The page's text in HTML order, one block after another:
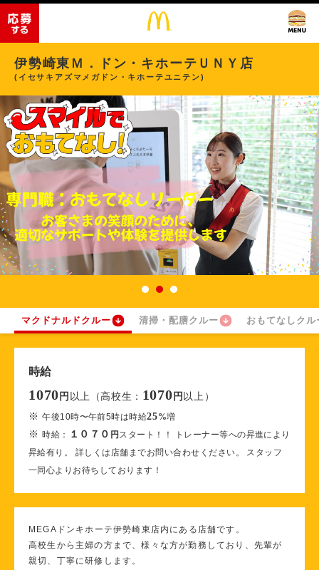
伊勢崎東Ｍ．ドン・キホーテＵＮＹ店
(イセサキアズマメガドン・キホーテユニテン)
マクドナルドクルー 清掃・配膳クルー おもてなしクル
時給
1070 円 以上（高校生： 1070 円 以上）
※午後10時〜午前5時は時給25%増
※時給： １０７０ 円 スタート！！ トレーナー等への昇進により
昇給有り。 詳しくは店舗までお問い合わせください。 スタッフ
一同心よりお待ちしております！
MEGAドンキホーテ伊勢崎東店内にある店舗です。
高校生から主婦の方まで、様々な方が勤務しており、先輩が
親切、丁寧に研修します。